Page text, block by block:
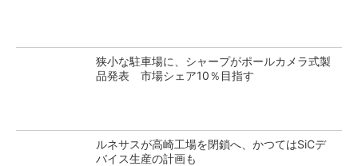
狭小な駐車場に、シャープがポールカメラ式製
品発表 市場シェア10％目指す
ルネサスが高崎工場を閉鎖へ、かつてはSiCデ
バイス生産の計画も